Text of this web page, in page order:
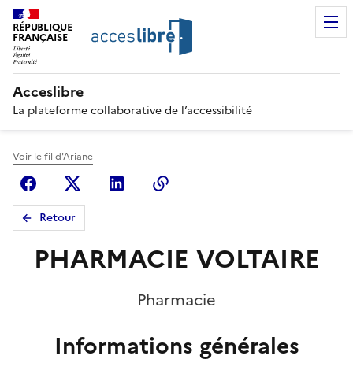
RÉPUBLIQUE
FRANÇAISE
Acceslibre
La plateforme collaborative de l’accessibilité
Voir le fil d'Ariane
FacebookX (anciennement Twitter)
Linkedin
Retour
PHARMACIE VOLTAIRE
Pharmacie
Informations générales